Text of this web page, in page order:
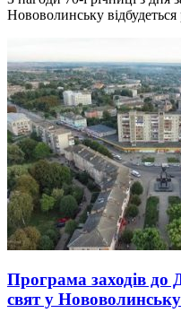
Нововолинську
Програма заходів до
свят у Нововолинську